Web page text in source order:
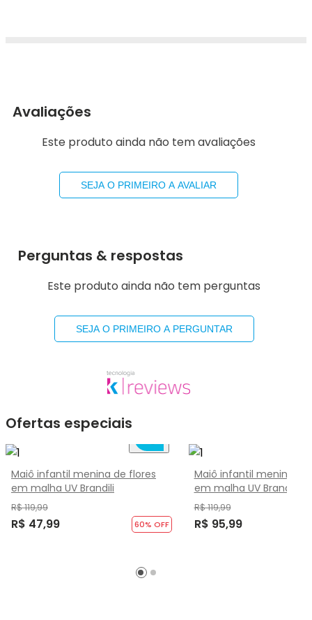
Avaliações
Este produto ainda não tem avaliações
SEJA O PRIMEIRO A AVALIAR
Perguntas & respostas
Este produto ainda não tem perguntas
SEJA O PRIMEIRO A PERGUNTAR
Ofertas especiais
Maiô infantil menina de flores
em malha UV Brandili
R$ 119,99
R$ 47,99 60% OFF
Maiô infantil menina de
em malha UV Brandili
R$ 119,99
R$ 95,99